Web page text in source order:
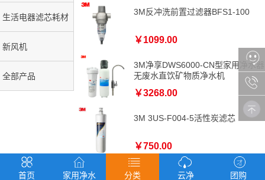
首页 家用净水 分类 云净 团购
生活电器滤芯耗材
新风机
全部产品
3M反冲洗前置过滤器BFS1-100
￥1099.00
3M净享DWS6000-CN型家用净水器
无废水直饮矿物质净水机
￥3268.00
3M 3US-F004-5活性炭滤芯
￥750.00
3M 净享6000-CN型 主滤芯适用于